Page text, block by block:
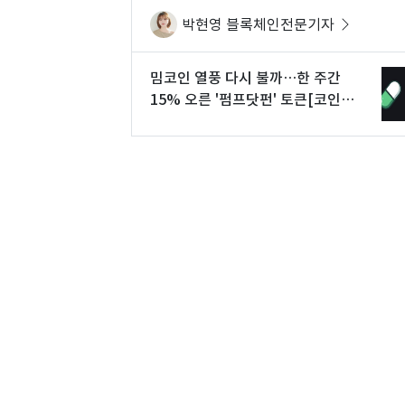
박현영 블록체인전문기자
밈코인 열풍 다시 불까…한 주간
15% 오른 '펌프닷펀' 토큰[코인현